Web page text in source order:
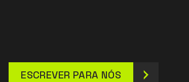
ESCREVER PARA NÓS